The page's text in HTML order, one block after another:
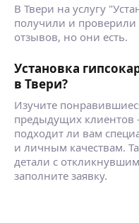
В Твери на услугу
получили и проверили
отзывов, но они есть.
Установка
в Твери?
Изучите
предыдущих
подходит ли вам
и личным качествам.
детали с
заполните заявку.